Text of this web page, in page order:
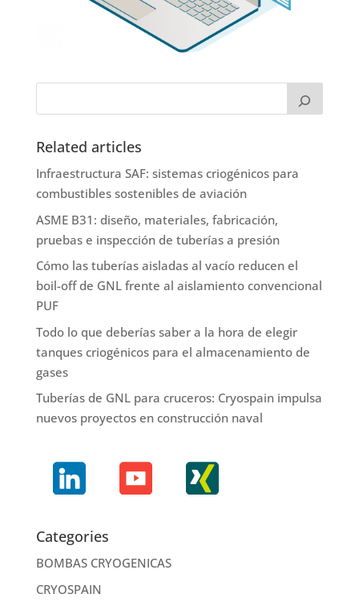
Related articles
Infraestructura SAF: sistemas criogénicos para
combustibles sostenibles de aviación
ASME B31: diseño, materiales, fabricación,
pruebas e inspección de tuberías a presión
Cómo las tuberías aisladas al vacío reducen el
boil-off de GNL frente al aislamiento convencional
PUF
Todo lo que deberías saber a la hora de elegir
tanques criogénicos para el almacenamiento de
gases
Tuberías de GNL para cruceros: Cryospain impulsa
nuevos proyectos en construcción naval
Categories
BOMBAS CRYOGENICAS
CRYOSPAIN